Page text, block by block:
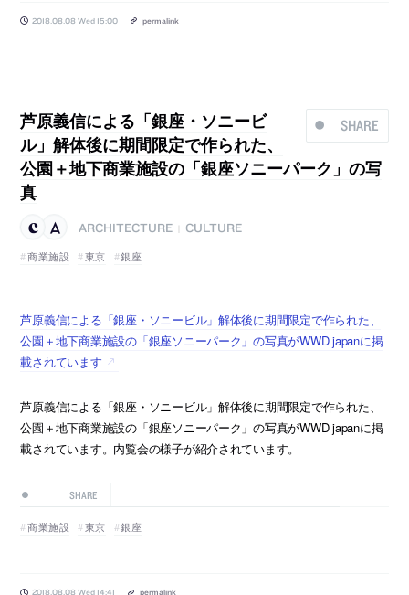
2018.08.08 Wed 15:00 permalink
SHARE
芦原義信による「銀座・ソニービ
ル」解体後に期間限定で作られた、
公園＋地下商業施設の「銀座ソニーパーク」の写
真
ARCHITECTURE
CULTURE
商業施設
東京 銀座
芦原義信による「銀座・ソニービル」解体後に期間限定で作られた、
公園＋地下商業施設の「銀座ソニーパーク」の写真がWWD japanに掲
載されています
芦原義信による「銀座・ソニービル」解体後に期間限定で作られた、
公園＋地下商業施設の「銀座ソニーパーク」の写真がWWD japanに掲
載されています。内覧会の様子が紹介されています。
SHARE
商業施設 東京 銀座
2018.08.08 Wed 14:41 permalink